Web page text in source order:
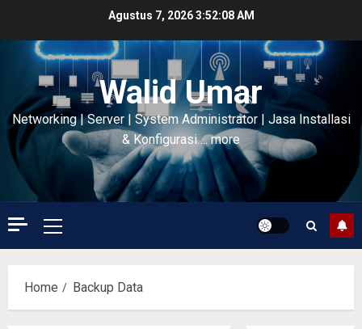
content
Agustus 7, 20263:52:09 AM
Walid Umar
Networking | Server | System Administrator | Jasa Installasi
& Konfigurasi…. more
Primary
Menu
Home Backup Data